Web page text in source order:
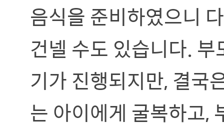
음식을 준비하였으니
건넬 수도 있습니다.
기가 진행되지만, 결국
는 아이에게 굴복하고,